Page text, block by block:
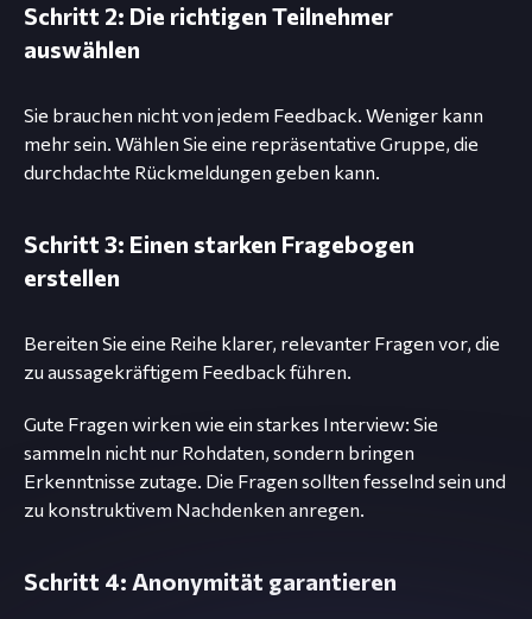
Schritt 2: Die richtigen Teilnehmer
auswählen
Sie brauchen nicht von jedem Feedback. Weniger kann
mehr sein. Wählen Sie eine repräsentative Gruppe, die
durchdachte Rückmeldungen geben kann.
Schritt 3: Einen starken Fragebogen
erstellen
Bereiten Sie eine Reihe klarer, relevanter Fragen vor, die
zu aussagekräftigem Feedback führen.
Gute Fragen wirken wie ein starkes Interview: Sie
sammeln nicht nur Rohdaten, sondern bringen
Erkenntnisse zutage. Die Fragen sollten fesselnd sein und
zu konstruktivem Nachdenken anregen.
Schritt 4: Anonymität garantieren